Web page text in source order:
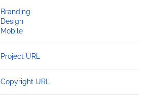
Branding
Design
Mobile
Project URL
Copyright URL